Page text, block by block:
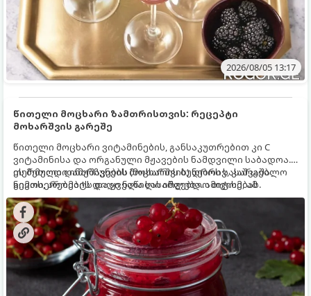
2026/08/05 13:17
წითელი მოცხარი ზამთრისთვის: რეცეპტი
მოხარშვის გარეშე
წითელი მოცხარი ვიტამინების, განსაკუთრებით კი C
ვიტამინისა და ორგანული მჟავების ნამდვილი საბადოა.
თერმული დამუშავების (მოხარშვის) დროს სასარგებლო
ნივთიერებების დიდი ნაწილი იშლება. ამიტომ, ამ
კენკრის ზამთრისთვის შესანახად საუკეთესო გზა
„ცოცხალი ჯემის“ მომზადებაა - მოხარშვის გარეშე.
ეს მეთოდი ინარჩუნებს მოცხარის ბუნებრივ, კაშკაშა
გემოს, არომატს და ყველა სასარგებლო თვისებას.